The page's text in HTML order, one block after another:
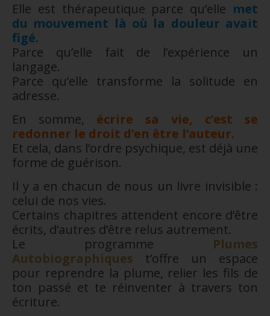
Elle est thérapeutique parce qu’elle met
du mouvement là où la douleur avait
figé.
Parce qu’elle fait de l’expérience un
langage.
Parce qu’elle transforme la solitude en
adresse.
En somme, écrire sa vie, c’est se
redonner le droit d’en être l’auteur.
Et cela, dans l’ordre psychique, est déjà une
forme de guérison.
Il y a en chacun de nous un livre invisible :
celui de nos vies.
Certains chapitres attendent encore d’être
écrits, d’autres d’être relus autrement.
Le programme Plumes
Autobiographiques t’offre un espace
pour reprendre la plume, relier les fils de
ton passé et te réinventer à travers ton
écriture.